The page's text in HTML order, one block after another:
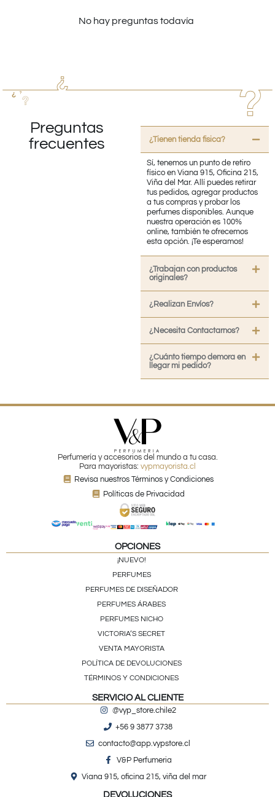
No hay preguntas todavía
Preguntas
frecuentes
¿Tienen tienda fisica?
Sí, tenemos un punto de retiro
físico en Viana 915, Oficina 215,
Viña del Mar. Allí puedes retirar
tus pedidos, agregar productos
a tus compras y probar los
perfumes disponibles. Aunque
nuestra operación es 100%
online, también te ofrecemos
esta opción. ¡Te esperamos!
¿Trabajan con productos
originales?
¿Realizan Envíos?
¿Necesita Contactarnos?
¿Cuánto tiempo demora en
llegar mi pedido?
Perfumería y accesorios del mundo a tu casa.
Para mayoristas: vypmayorista.cl
Revisa nuestros Términos y Condiciones
Políticas de Privacidad
OPCIONES
¡NUEVO!
PERFUMES
PERFUMES DE DISEÑADOR
PERFUMES ÁRABES
PERFUMES NICHO
VICTORIA’S SECRET
VENTA MAYORISTA
POLÍTICA DE DEVOLUCIONES
TÉRMINOS Y CONDICIONES
SERVICIO AL CLIENTE
@vyp_store.chile2
+56 9 3877 3738
contacto@app.vypstore.cl
V&P Perfumeria
Viana 915, oficina 215, viña del mar
DEVOLUCIONES